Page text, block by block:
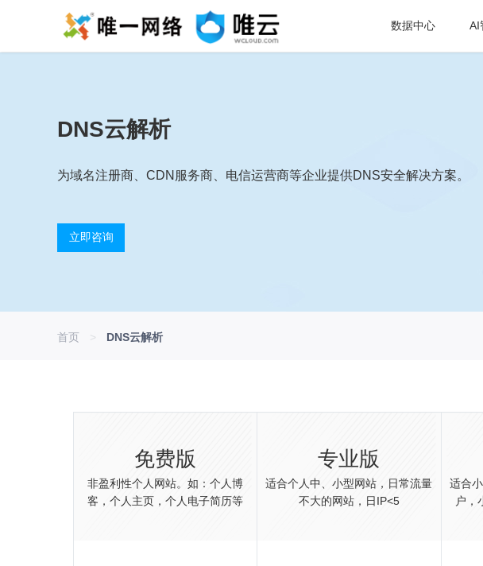
数据中心 AI
DNS云解析
为域名注册商、CDN服务商、电信运营商等企业提供DNS安全解决方案。
立即咨询
首页 > DNS云解析
免费版
非盈利性个人网站。如：个人博
客，个人主页，个人电子简历等
专业版
适合个人中、小型网站，日常流量
不大的网站，日IP<5
适合
户，